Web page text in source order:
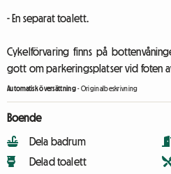
- En separat toalett.
Cykelförvaring finns på
gott om parkeringsplatser vid foten
Automatisk översättning-Originalbeskrivning
Boende
Dela badrum
Delad toalett